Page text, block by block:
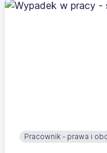
Pracownik - prawa i